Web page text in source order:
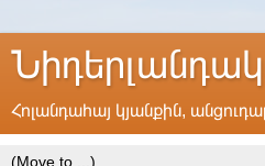
Հոլանդահայ կյանքին,